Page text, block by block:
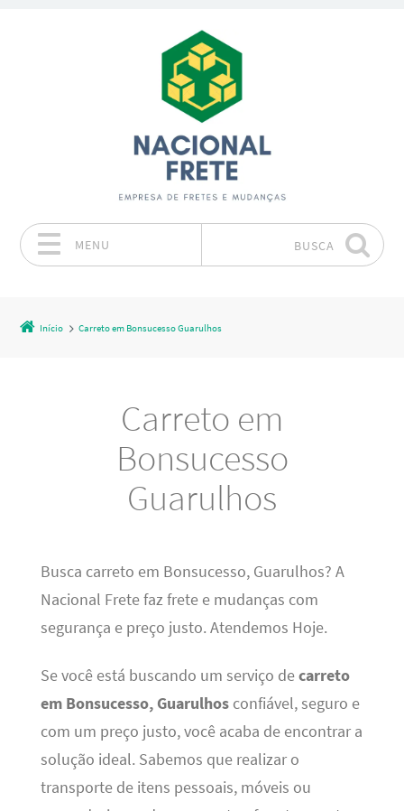
MENU BUSCA
Início Carreto em Bonsucesso Guarulhos
Carreto em
Bonsucesso
Guarulhos
Busca carreto em Bonsucesso, Guarulhos? A
Nacional Frete faz frete e mudanças com
segurança e preço justo. Atendemos Hoje.
Se você está buscando um serviço decarreto
em Bonsucesso, Guarulhosconfiável, seguro e
com um preço justo, você acaba de encontrar a
solução ideal. Sabemos que realizar o
transporte de itens pessoais, móveis ou